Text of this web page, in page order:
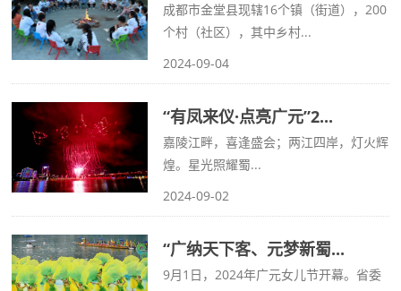
成都市金堂县现辖16个镇（街道），200
个村（社区），其中乡村...
2024-09-04
“有凤来仪·点亮广元”2...
嘉陵江畔，喜逢盛会；两江四岸，灯火辉
煌。星光照耀蜀...
2024-09-02
“广纳天下客、元梦新蜀...
9月1日，2024年广元女儿节开幕。省委